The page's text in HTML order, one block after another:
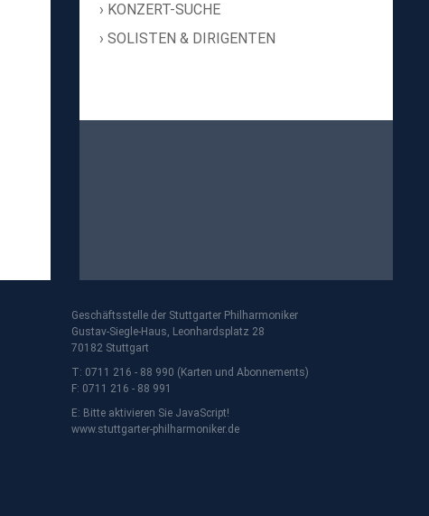
KONZERT-SUCHE
SOLISTEN & DIRIGENTEN
Geschäftsstelle der Stuttgarter Philharmoniker
Gustav-Siegle-Haus, Leonhardsplatz 28
70182 Stuttgart
T: 0711 216 - 88 990 (Karten und Abonnements)
F: 0711 216 - 88 991
E: Bitte aktivieren Sie JavaScript!
www.stuttgarter-philharmoniker.de